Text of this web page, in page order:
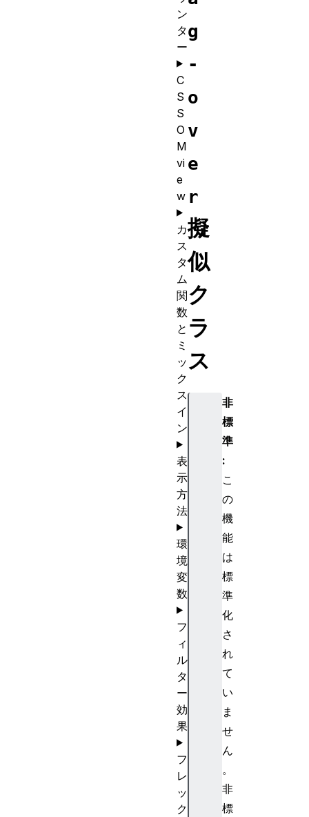
g
-
o
v
e
r
擬
似
ク
ラ
ス
非
標
準
:
こ
の
機
能
は
標
準
化
さ
れ
て
い
ま
せ
ん
。
非
標
ン
タ
ー
C
S
S
O
M
vi
e
w
カ
ス
タ
ム
関
数
と
ミ
ッ
ク
ス
イ
ン
表
示
方
法
環
境
変
数
フ
ィ
ル
タ
ー
効
果
フ
レ
ッ
ク